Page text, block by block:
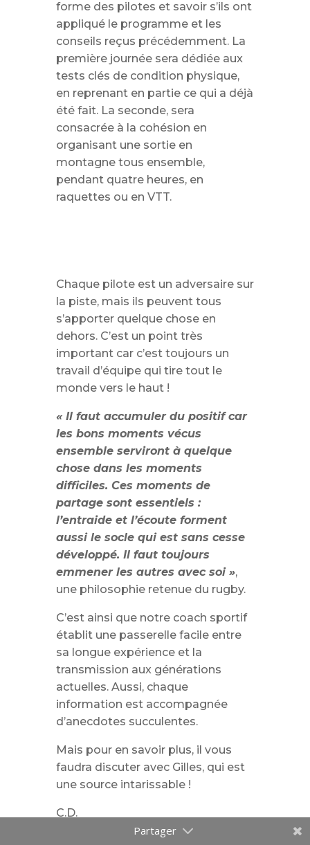
forme des pilotes et savoir s’ils ont
appliqué le programme et les
conseils reçus précédemment. La
première journée sera dédiée aux
tests clés de condition physique,
en reprenant en partie ce qui a déjà
été fait. La seconde, sera
consacrée à la cohésion en
organisant une sortie en
montagne tous ensemble,
pendant quatre heures, en
raquettes ou en VTT.
Chaque pilote est un adversaire sur
la piste, mais ils peuvent tous
s’apporter quelque chose en
dehors. C’est un point très
important car c’est toujours un
travail d’équipe qui tire tout le
monde vers le haut !
« Il faut accumuler du positif car
les bons moments vécus
ensemble serviront à quelque
chose dans les moments
difficiles. Ces moments de
partage sont essentiels :
l’entraide et l’écoute forment
aussi le socle qui est sans cesse
développé. Il faut toujours
emmener les autres avec soi »,
une philosophie retenue du rugby.
C’est ainsi que notre coach sportif
établit une passerelle facile entre
sa longue expérience et la
transmission aux générations
actuelles. Aussi, chaque
information est accompagnée
d’anecdotes succulentes.
Mais pour en savoir plus, il vous
faudra discuter avec Gilles, qui est
une source intarissable !
C.D.